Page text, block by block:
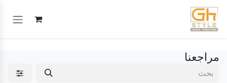
تخطي للذهاب إلى المحتوى
مراجعنا